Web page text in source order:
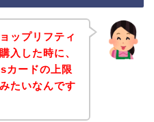
ップリフティ
入した時に、
ードの上限
たいなんです